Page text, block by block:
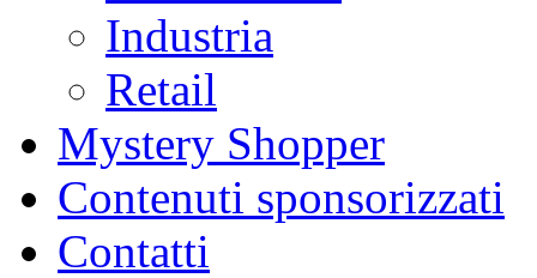
Industria
Retail
Mystery Shopper
Contenuti sponsorizzati
Contatti